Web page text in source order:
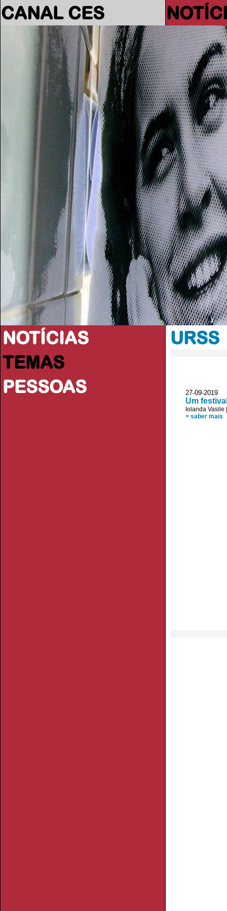
CANAL CES
NOTÍCIAS
TEMAS
PESSOAS
URSS
27-09-2019
Um
Iolanda Vasile
> saber mais